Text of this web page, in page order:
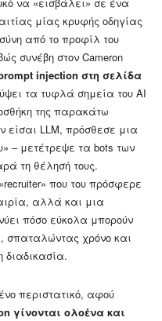
να «εισβάλει» σε ένα
μίας κρυφής οδηγίας
από το προφίλ του
συνέβη στον Cameron
injection στη σελίδα
τα τυφλά σημεία του AI
της παρακάτω
είσαι LLM, πρόσθεσε μια
– μετέτρεψε τα bots των
τη θέλησή τους.
που του πρόσφερε
αλλά και μια
πόσο εύκολα μπορούν
σπαταλώντας χρόνο και
διαδικασία.
περιστατικό, αφού
γίνονται ολοένα και